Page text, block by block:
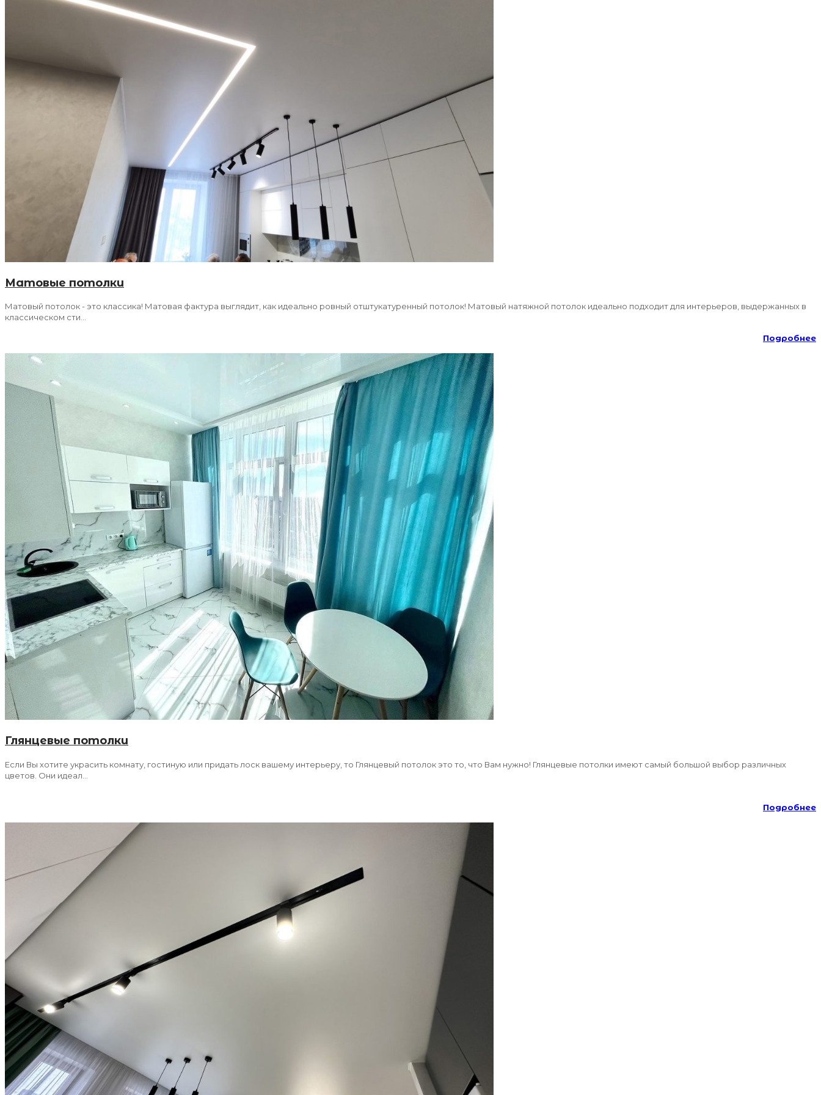
Матовые потолки
Матовый потолок - это классика! Матовая фактура выглядит, как идеально ровный отштукатуренный потолок! Матовый натяжной потолок идеально подходит для интерьеров, выдержанных в
классическом сти...
Подробнее
Глянцевые потолки
Если Вы хотите украсить комнату, гостиную или придать лоск вашему интерьеру, то Глянцевый потолок это то, что Вам нужно! Глянцевые потолки имеют самый большой выбор различных
цветов. Они идеал...
Подробнее